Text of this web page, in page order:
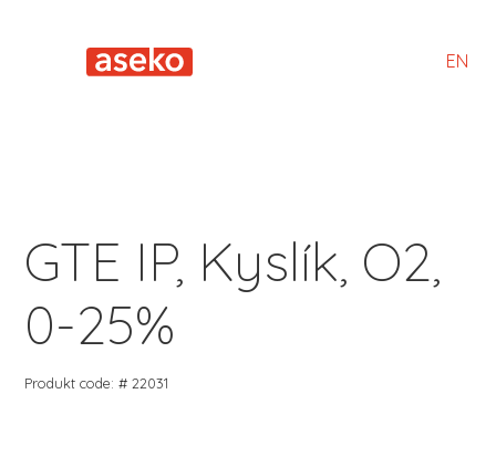
EN
GTE IP, Kyslík, O2,
0-25%
Produkt code: # 22031